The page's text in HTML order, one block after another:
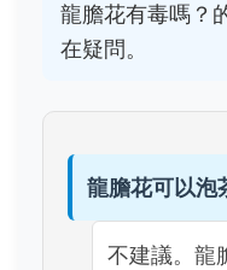
龍膽花有毒嗎？
在疑問。
龍膽花可以泡
不建議。龍